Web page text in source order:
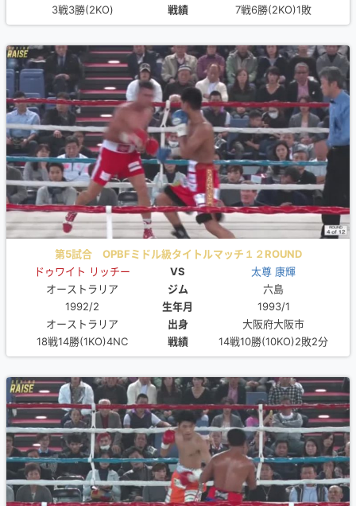
3戦3勝(2KO)
戦績 7戦6勝(2KO)1敗
第5試合 OPBFミドル級タイトルマッチ１２ROUND
ドゥワイト リッチー
VS
太尊 康輝
オーストラリア
ジム
六島
1992/2
生年月
1993/1
オーストラリア
出身
大阪府大阪市
18戦14勝(1KO)4NC
戦績 14戦10勝(10KO)2敗2分